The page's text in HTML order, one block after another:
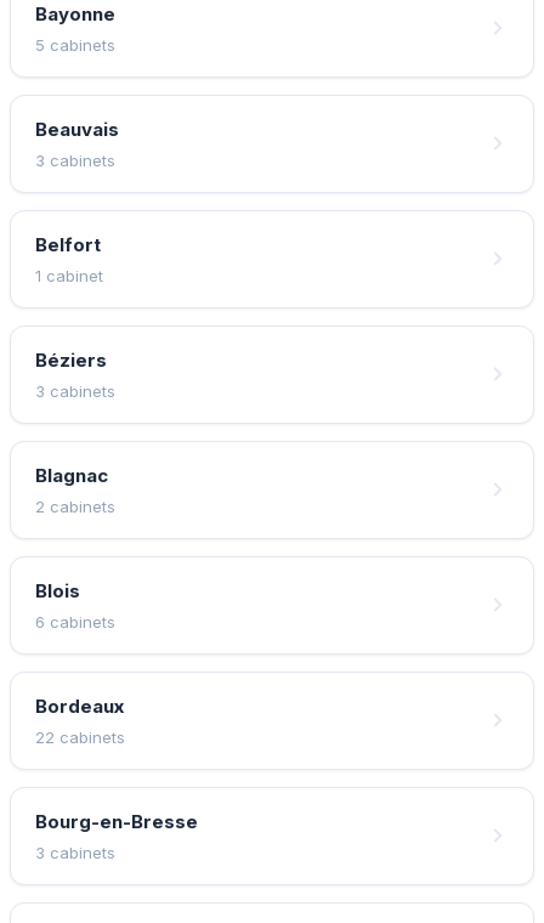
Bayonne
5 cabinets
Beauvais
3 cabinets
Belfort
1 cabinet
Béziers
3 cabinets
Blagnac
2 cabinets
Blois
6 cabinets
Bordeaux
22 cabinets
Bourg-en-Bresse
3 cabinets